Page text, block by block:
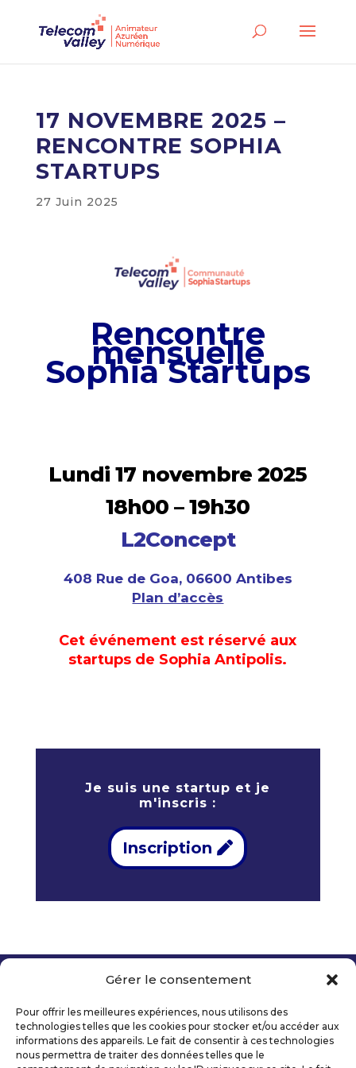
Gérer le consentement
Pour offrir les meilleures expériences, nous utilisons des
technologies telles que les cookies pour stocker et/ou accéder aux
informations des appareils. Le fait de consentir à ces technologies
nous permettra de traiter des données telles que le
17 NOVEMBRE 2025 –
RENCONTRE SOPHIA
STARTUPS
27 Juin 2025
Rencontre
mensuelle
Sophia Startups
Lundi 17 novembre 2025
18h00 – 19h30
L2Concept
408 Rue de Goa, 06600 Antibes
Plan d’accès
Cet événement est réservé aux
startups de Sophia Antipolis.
Je suis une startup et je
m'inscris :
Inscription
Mentions légales
Politique de confidentialité
Déclaration d’accessibilité numérique